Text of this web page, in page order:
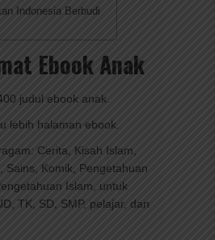
Indonesia Berbudi
Ebook Anak
judul ebook anak.
lebih halaman ebook.
Cerita, Kisah Islam,
Sains, Komik, Pengetahuan
Islam, untuk
TK, SD, SMP, pelajar, dan